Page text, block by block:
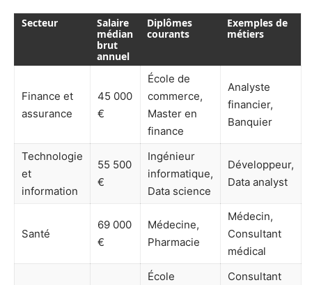
Secteur
Salaire
médian
brut
annuel
Diplômes
courants
Exemples de
métiers
Finance et
assurance
45 000
€
École de
commerce,
Master en
finance
Analyste
financier,
Banquier
Technologie
et
information
55 500
€
Ingénieur
informatique,
Data science
Développeur,
Data analyst
Santé
69 000
€
Médecine,
Pharmacie
Médecin,
Consultant
médical
École
Consultant